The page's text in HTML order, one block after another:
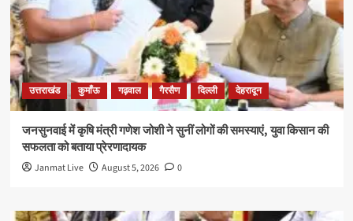
उत्तराखंड कुमाँऊ गढ़वाल गैरसैण दिल्ली देहरादून
जनसुनवाई में कृषि मंत्री गणेश जोशी ने सुनीं लोगों की समस्याएं, युवा किसान की
सफलता को बताया प्रेरणादायक
Janmat Live August 5, 2026 0